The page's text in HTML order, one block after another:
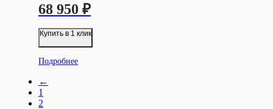
68 950 ₽
Купить в 1 клик
Подробнее
←
1
2